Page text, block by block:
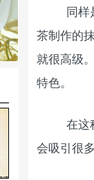
同样
茶制作的
就很高级
特色。
在这
会吸引很